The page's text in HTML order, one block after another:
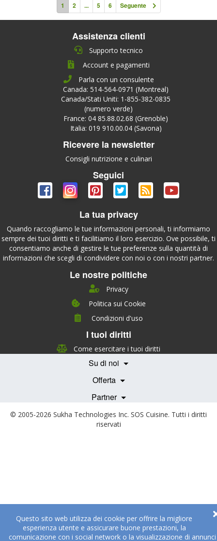
1 2 ... 5 6 Seguente
Questo sito web utilizza dei cookie per offrire la migliore
esperienza utente e assicurare buone prestazioni, la
comunicazione con i social network o la visualizzazione di annunci
Assistenza clienti
Supporto tecnico
Account e pagamenti
Parla con un consulente
Canada: 514-564-0971 (Montreal)
Canada/Stati Uniti: 1-855-382-0835
(numero verde)
France: 04 85.88.02.68 (Grenoble)
Italia: 019 910.00.04 (Savona)
Ricevere la newsletter
Consigli nutrizione e culinari
Seguici
La tua privacy
Quando raccogliamo le tue informazioni personali, ti informiamo
sempre dei tuoi diritti e ti facilitiamo il loro esercizio. Ove possibile, ti
consentiamo anche di gestire le tue preferenze sulla quantità di
informazioni che scegli di condividere con noi o con i nostri partner.
Le nostre politiche
Privacy
Politica sui Cookie
Condizioni d'uso
I tuoi diritti
Come esercitare i tuoi diritti
Su di noi
Chi siamo
Management Team
Team Nutrizione
Offerta
Testimonials
Servizi e Tariffe
Partner
Medici e Professionisti
Becoming a Partner
© 2005-2026 Sukha Technologies Inc. SOS Cuisine. Tutti i diritti
riservati